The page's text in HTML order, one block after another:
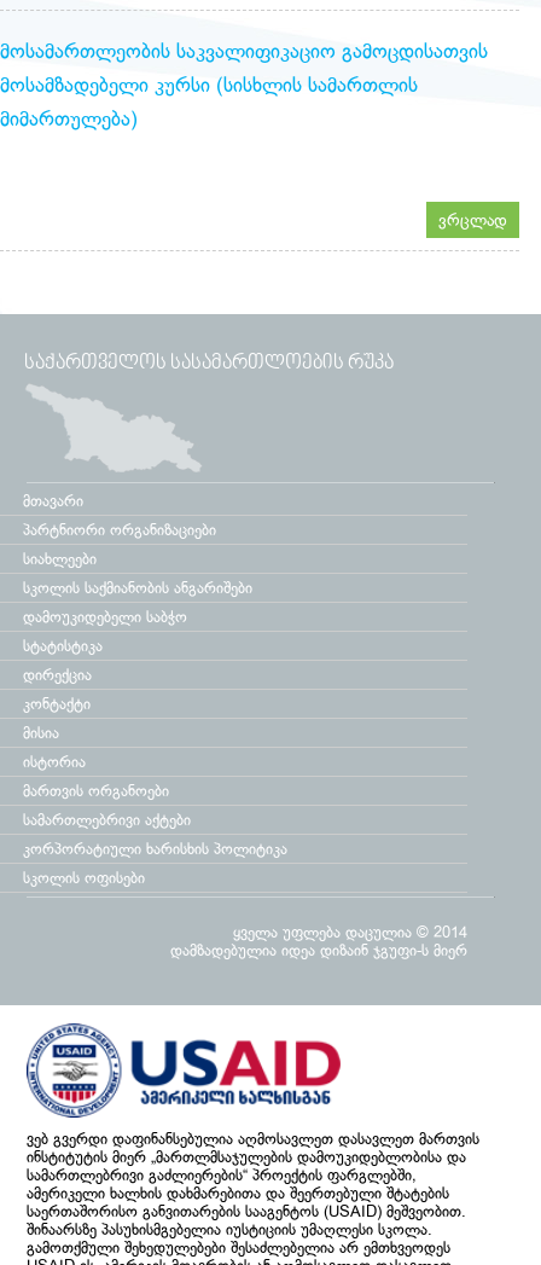
მოსამართლეობის საკვალიფიკაციო გამოცდისათვის
მოსამზადებელი კურსი (სისხლის სამართლის
მიმართულება)
ვრცლად
ᲡᲐᲥᲐᲠᲗᲕᲔᲚᲝᲡ ᲡᲐᲡᲐᲛᲐᲠᲗᲚᲝᲔᲑᲘᲡ ᲠᲣᲙᲐ
მთავარი
პარტნიორი ორგანიზაციები
სიახლეები
სკოლის საქმიანობის ანგარიშები
დამოუკიდებელი საბჭო
სტატისტიკა
დირექცია
კონტაქტი
მისია
ისტორია
მართვის ორგანოები
სამართლებრივი აქტები
კორპორატიული ხარისხის პოლიტიკა
სკოლის ოფისები
ყველა უფლება დაცულია © 2014
დამზადებულიაიდეა დიზაინ ჯგუფი-ს მიერ
ვებ გვერდი დაფინანსებულია აღმოსავლეთ დასავლეთ მართვის
ინსტიტუტის მიერ „მართლმსაჯულების დამოუკიდებლობისა და
სამართლებრივი გაძლიერების“ პროექტის ფარგლებში,
ამერიკელი ხალხის დახმარებითა და შეერთებული შტატების
საერთაშორისო განვითარების სააგენტოს (USAID) მეშვეობით.
შინაარსზე პასუხისმგებელია იუსტიციის უმაღლესი სკოლა.
გამოთქმული შეხედულებები შესაძლებელია არ ემთხვეოდეს